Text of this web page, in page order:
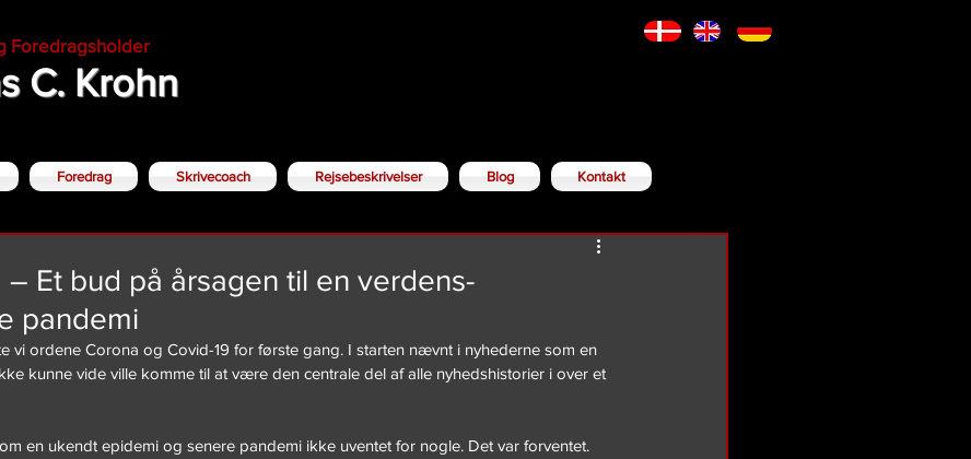
Foredragsholder
C. Krohn
Foredrag Skrivecoach Rejsebeskrivelser Blog Kontakt
– Et bud på årsagen til en verdens-
pandemi
vi ordene Corona og Covid-19 for første gang. I starten nævnt i nyhederne som en
kunne vide ville komme til at være den centrale del af alle nyhedshistorier i over et
en ukendt epidemi og senere pandemi ikke uventet for nogle. Det var forventet.